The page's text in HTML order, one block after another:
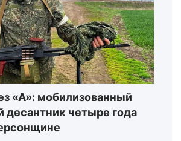
«А»: мобилизованный
десантник четыре года